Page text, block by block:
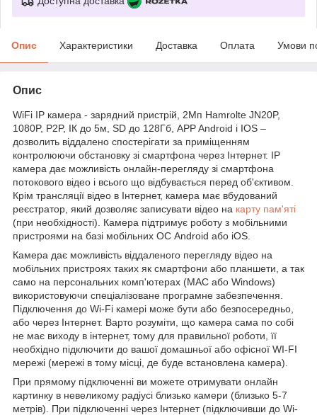
Опис Характеристики Доставка Оплата Умови
Опис
WiFi IP камера - зарядний пристрій, 2Мп Hamrolte JN20P,
1080P, P2P, ІК до 5м, SD до 128Гб, APPAndroid і IOS –
дозволить віддалено спостерігати за приміщенням
контролюючи обстановку зі смартфона через Інтернет. IP
камера дає можливість онлайн-перегляду зі смартфона
потокового відео і всього що відбувається перед об'єктивом.
Крім трансляції відео в Інтернет, камера має вбудований
реєстратор, який дозволяє записувати відео на карту пам'яті
(при необхідності). Камера підтримує роботу з мобільними
пристроями на базі мобільних ОС Android або iOS.
Камера дає можливість віддаленого перегляду відео на
мобільних пристроях таких як смартфони або планшети, а так
само на персональних комп'ютерах (MAC або Windows)
використовуючи спеціалізоване програмне забезпечення.
Підключення до Wi-Fi камері може бути або безпосередньо,
або через Інтернет. Варто розуміти, що камера сама по собі
не має виходу в інтернет, тому для правильної роботи, її
необхідно підключити до вашої домашньої або офісної WI-FI
мережі (мережі в тому місці, де буде встановлена камера).
При прямому підключенні ви можете отримувати онлайн
картинку в невеликому радіусі близько камери (близько 5-7
метрів). При підключенні через Інтернет (підключивши до Wi-